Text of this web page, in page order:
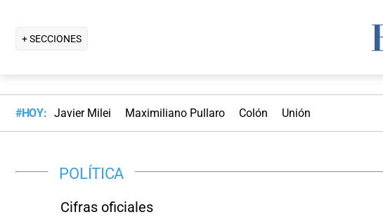
+ SECCIONES
#HOY: Javier Milei Maximiliano Pullaro Colón Unión
POLÍTICA
Cifras oficiales